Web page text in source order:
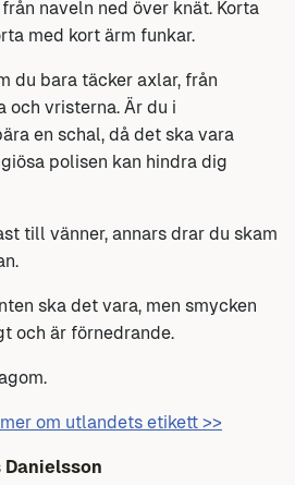
naveln ned över knät. Korta
med kort ärm funkar.
du bara täcker axlar, från
och vristerna. Är du i
en schal, då det ska vara
polisen kan hindra dig
till vänner, annars drar du skam
ska det vara, men smycken
och är förnedrande.
om utlandets etikett >>